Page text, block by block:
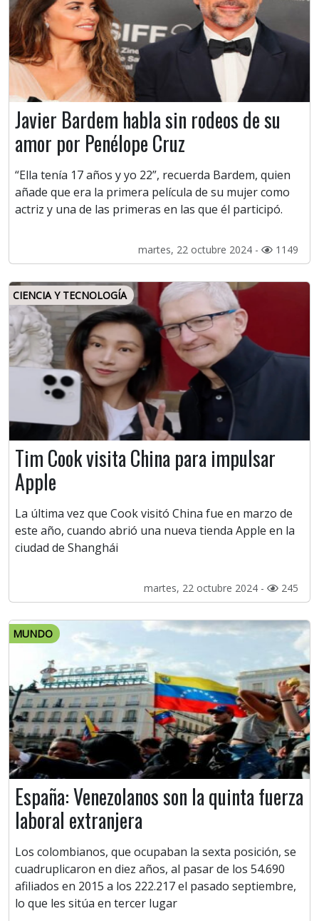
Javier Bardem habla sin rodeos de su
amor por Penélope Cruz
“Ella tenía 17 años y yo 22”, recuerda Bardem, quien
añade que era la primera película de su mujer como
actriz y una de las primeras en las que él participó.
martes, 22 octubre 2024 - 1149
CIENCIA Y TECNOLOGÍA
Tim Cook visita China para impulsar
Apple
La última vez que Cook visitó China fue en marzo de
este año, cuando abrió una nueva tienda Apple en la
ciudad de Shanghái
martes, 22 octubre 2024 - 245
MUNDO
España: Venezolanos son la quinta fuerza
laboral extranjera
Los colombianos, que ocupaban la sexta posición, se
cuadruplicaron en diez años, al pasar de los 54.690
afiliados en 2015 a los 222.217 el pasado septiembre,
lo que les sitúa en tercer lugar